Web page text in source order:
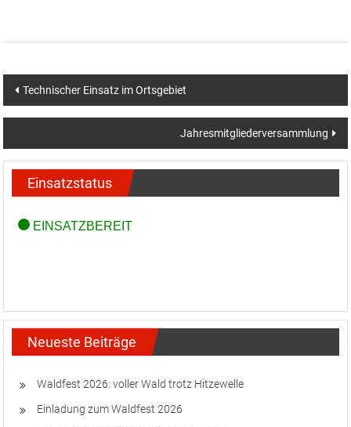
Beitragsnavigation
Technischer Einsatz im Ortsgebiet
Jahresmitgliederversammlung
Einsatzstatus
Neueste Beiträge
Waldfest 2026: voller Wald trotz Hitzewelle
Einladung zum Waldfest 2026